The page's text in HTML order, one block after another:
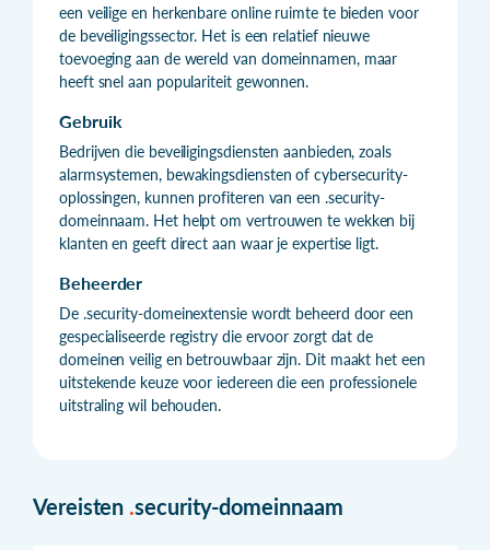
een veilige en herkenbare online ruimte te bieden voor
de beveiligingssector. Het is een relatief nieuwe
toevoeging aan de wereld van domeinnamen, maar
heeft snel aan populariteit gewonnen.
Gebruik
Bedrijven die beveiligingsdiensten aanbieden, zoals
alarmsystemen, bewakingsdiensten of cybersecurity-
oplossingen, kunnen profiteren van een .security-
domeinnaam. Het helpt om vertrouwen te wekken bij
klanten en geeft direct aan waar je expertise ligt.
Beheerder
De .security-domeinextensie wordt beheerd door een
gespecialiseerde registry die ervoor zorgt dat de
domeinen veilig en betrouwbaar zijn. Dit maakt het een
uitstekende keuze voor iedereen die een professionele
uitstraling wil behouden.
Vereisten .security-domeinnaam